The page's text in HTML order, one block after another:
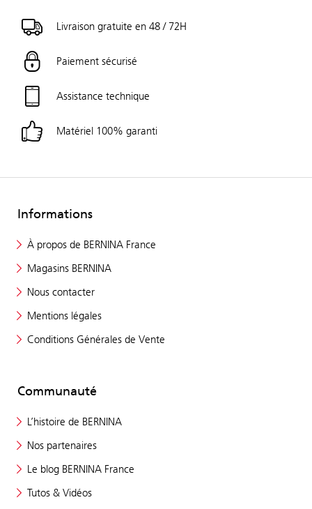
Livraison gratuite en 48 / 72H
Paiement sécurisé
Assistance technique
Matériel 100% garanti
Informations
À propos de BERNINA France
Magasins BERNINA
Nous contacter
Mentions légales
Conditions Générales de Vente
Communauté
L’histoire de BERNINA
Nos partenaires
Le blog BERNINA France
Tutos & Vidéos